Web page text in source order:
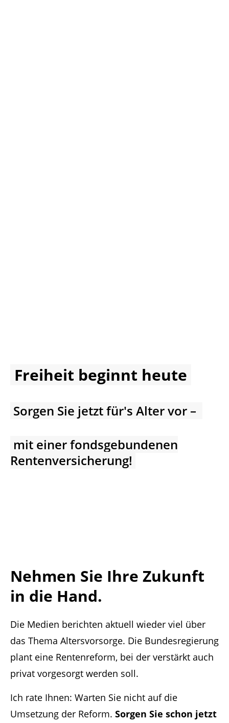
Freiheit beginnt heute
Sorgen Sie jetzt für's Alter vor –
mit einer fondsgebundenen
Rentenversicherung!
Nehmen Sie Ihre Zukunft
in die Hand.
Die Medien berichten aktuell wieder viel über
das Thema Altersvorsorge. Die Bundesregierung
plant eine Rentenreform, bei der verstärkt auch
privat vorgesorgt werden soll.
Ich rate Ihnen: Warten Sie nicht auf die
Umsetzung der Reform. Sorgen Sie schon jetzt